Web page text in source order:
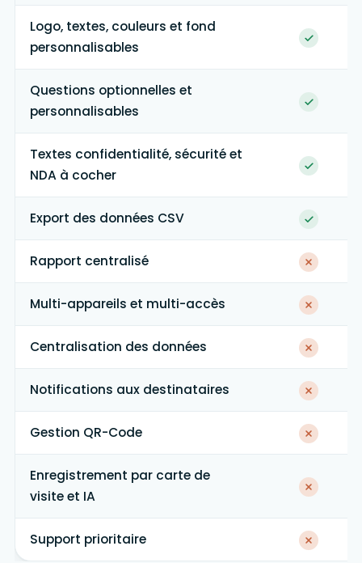
Logo, textes, couleurs et fond
personnalisables
Questions optionnelles et
personnalisables
Textes confidentialité, sécurité et
NDA à cocher
Export des données CSV
Rapport centralisé
Multi-appareils et multi-accès
Centralisation des données
Notifications aux destinataires
Gestion QR-Code
Enregistrement par carte de
visite et IA
Support prioritaire